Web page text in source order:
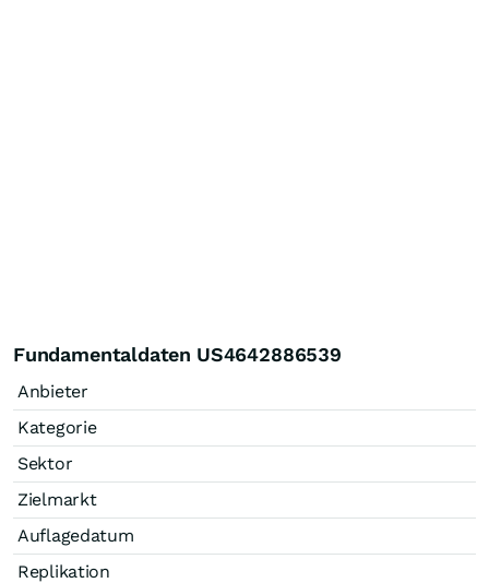
Fundamentaldaten US4642886539
Anbieter
Kategorie
Sektor
Zielmarkt
Auflagedatum
Replikation